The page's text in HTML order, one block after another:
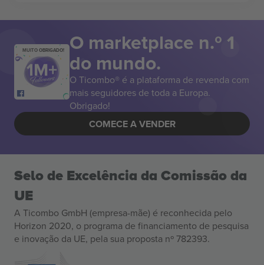
MUITO OBRIGADO! O marketplace n.º 1
do mundo.
O Ticombo® é a plataforma de revenda com
mais seguidores de toda a Europa.
Obrigado!
COMECE A VENDER
Selo de Excelência da Comissão da
UE
A Ticombo GmbH (empresa-mãe) é reconhecida pelo
Horizon 2020, o programa de financiamento de pesquisa
e inovação da UE, pela sua proposta nº 782393.